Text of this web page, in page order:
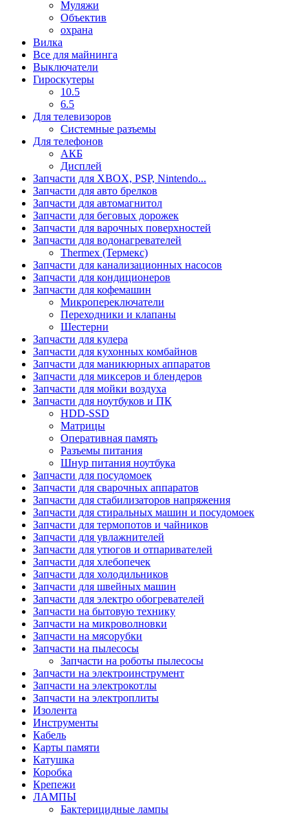
Муляжи
Объектив
охрана
Вилка
Все для майнинга
Выключатели
Гироскутеры
10.5
6.5
Для телевизоров
Системные разъемы
Для телефонов
АКБ
Дисплей
Запчасти для XBOX, PSP, Nintendo...
Запчасти для авто брелков
Запчасти для автомагнитол
Запчасти для беговых дорожек
Запчасти для варочных поверхностей
Запчасти для водонагревателей
Thermex (Термекс)
Запчасти для канализационных насосов
Запчасти для кондиционеров
Запчасти для кофемашин
Микропереключатели
Переходники и клапаны
Шестерни
Запчасти для кулера
Запчасти для кухонных комбайнов
Запчасти для маникюрных аппаратов
Запчасти для миксеров и блендеров
Запчасти для мойки воздуха
Запчасти для ноутбуков и ПК
HDD-SSD
Матрицы
Оперативная память
Разъемы питания
Шнур питания ноутбука
Запчасти для посудомоек
Запчасти для сварочных аппаратов
Запчасти для стабилизаторов напряжения
Запчасти для стиральных машин и посудомоек
Запчасти для термопотов и чайников
Запчасти для увлажнителей
Запчасти для утюгов и отпаривателей
Запчасти для хлебопечек
Запчасти для холодильников
Запчасти для швейных машин
Запчасти для электро обогревателей
Запчасти на бытовую технику
Запчасти на микроволновки
Запчасти на мясорубки
Запчасти на пылесосы
Запчасти на роботы пылесосы
Запчасти на электроинструмент
Запчасти на электрокотлы
Запчасти на электроплиты
Изолента
Инструменты
Кабель
Карты памяти
Катушка
Коробка
Крепежи
ЛАМПЫ
Бактерицидные лампы